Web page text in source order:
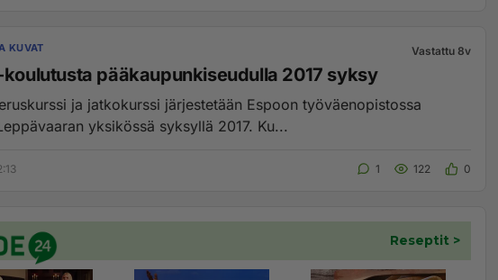
KUVAT Vastattu 8v
koulutusta pääkaupunkiseudulla 2017 syksy
ja jatkokurssi järjestetään Espoon työväenopistossa
yksikössä syksyllä 2017. Ku...
1 122 0